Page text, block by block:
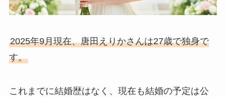
2025年9月現在、唐田えりかさんは27歳で独身で
す。
これまでに結婚歴はなく、現在も結婚の予定は公